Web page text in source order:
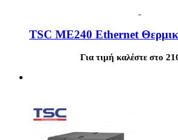
TSC ME240 Ethernet
Για τιμή καλέστε στο